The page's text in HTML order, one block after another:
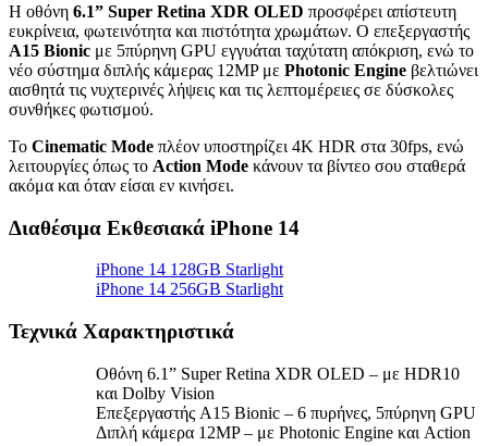
Η οθόνη 6.1” Super Retina XDR OLED προσφέρει απίστευτη
ευκρίνεια, φωτεινότητα και πιστότητα χρωμάτων. Ο επεξεργαστής
A15 Bionic με 5πύρηνη GPU εγγυάται ταχύτατη απόκριση, ενώ το
νέο σύστημα διπλής κάμερας 12MP με Photonic Engine βελτιώνει
αισθητά τις νυχτερινές λήψεις και τις λεπτομέρειες σε δύσκολες
συνθήκες φωτισμού.
Το Cinematic Mode πλέον υποστηρίζει 4K HDR στα 30fps, ενώ
λειτουργίες όπως το Action Mode κάνουν τα βίντεο σου σταθερά
ακόμα και όταν είσαι εν κινήσει.
Διαθέσιμα Εκθεσιακά iPhone 14
iPhone 14 128GB Starlight
iPhone 14 256GB Starlight
Τεχνικά Χαρακτηριστικά
Οθόνη 6.1” Super Retina XDR OLED – με HDR10
και Dolby Vision
Επεξεργαστής A15 Bionic – 6 πυρήνες, 5πύρηνη GPU
Διπλή κάμερα 12MP – με Photonic Engine και Action